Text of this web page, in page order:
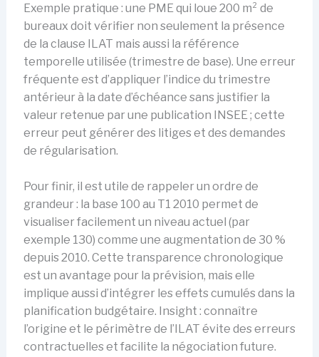
Exemple pratique : une PME qui loue 200 m² de
bureaux doit vérifier non seulement la présence
de la clause ILAT mais aussi la référence
temporelle utilisée (trimestre de base). Une erreur
fréquente est d’appliquer l’indice du trimestre
antérieur à la date d’échéance sans justifier la
valeur retenue par une publication INSEE ; cette
erreur peut générer des litiges et des demandes
de régularisation.
Pour finir, il est utile de rappeler un ordre de
grandeur : la base 100 au T1 2010 permet de
visualiser facilement un niveau actuel (par
exemple 130) comme une augmentation de 30 %
depuis 2010. Cette transparence chronologique
est un avantage pour la prévision, mais elle
implique aussi d’intégrer les effets cumulés dans la
planification budgétaire. Insight : connaître
l’origine et le périmètre de l’ILAT évite des erreurs
contractuelles et facilite la négociation future.